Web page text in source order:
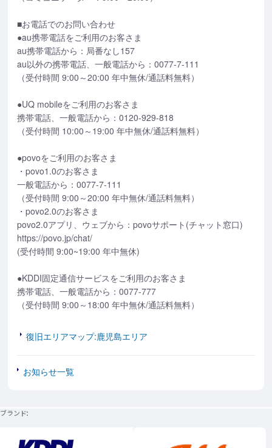
■お電話でのお問い合わせ
●au携帯電話をご利用のお客さま
au携帯電話から：局番なし157
au以外の携帯電話、一般電話から：0077-7-111
（受付時間 9:00～20:00 年中無休/通話料無料）
●UQ mobileをご利用のお客さま
携帯電話、一般電話から：0120-929-818
（受付時間 10:00～19:00 年中無休/通話料無料）
●povoをご利用のお客さま
・povo1.0のお客さま
一般電話から：0077-7-111
（受付時間 9:00～20:00 年中無休/通話料無料）
・povo2.0のお客さま
povo2.0アプリ、ウェブから：povoサポート(チャット窓口)
https://povo.jp/chat/
(受付時間 9:00~19:00 年中無休)
●KDDI固定通信サービスをご利用のお客さま
携帯電話、一般電話から：0077-777
（受付時間 9:00～18:00 年中無休/通話料無料）
復旧エリアマップ:鹿児島エリア
お知らせ一覧
ブランド